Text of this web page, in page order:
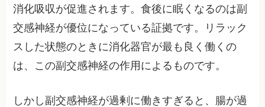
消化吸収が促進されます。食後に眠くなるのは副
交感神経が優位になっている証拠です。リラック
スした状態のときに消化器官が最も良く働くの
は、この副交感神経の作用によるものです。
しかし副交感神経が過剰に働きすぎると、腸が過